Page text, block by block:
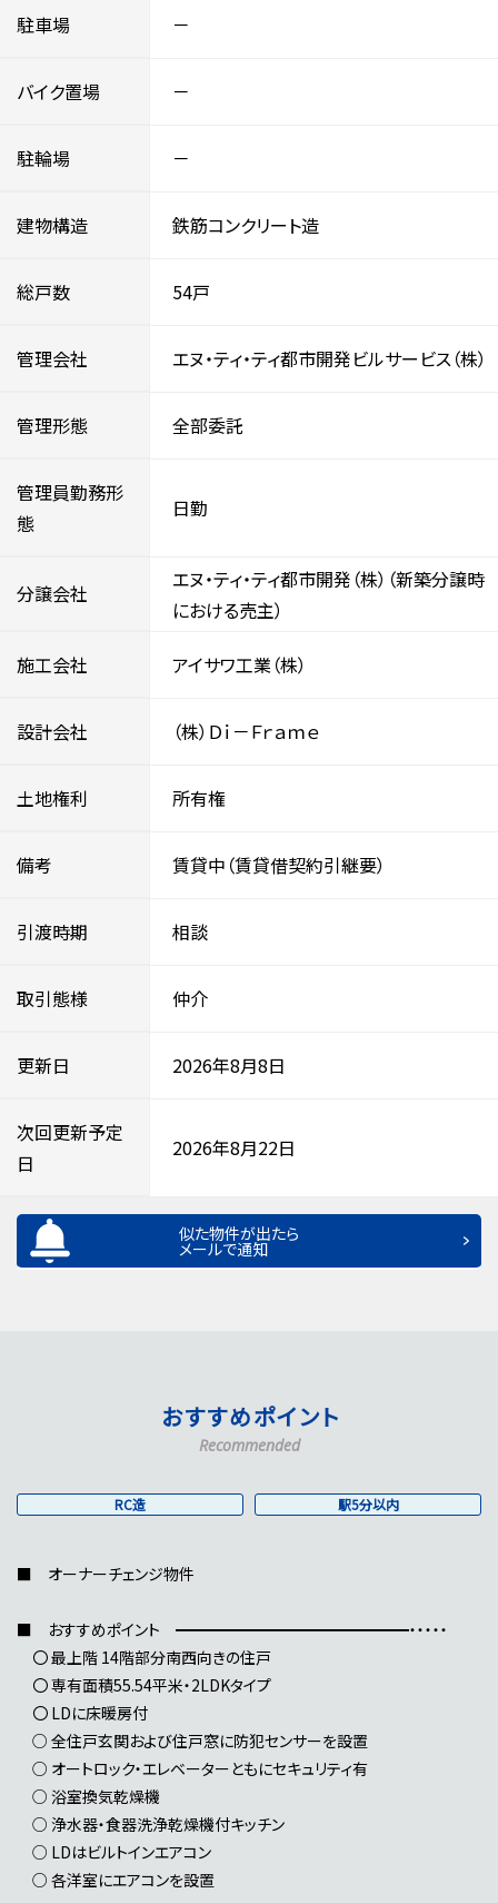
駐車場 －
バイク置場 －
駐輪場 －
建物構造 鉄筋コンクリート造
総戸数 54戸
管理会社 エヌ・ティ・ティ都市開発ビルサービス（株）
管理形態 全部委託
管理員勤務形
態
日勤
分譲会社
エヌ・ティ・ティ都市開発（株）（新築分譲時
における売主）
施工会社 アイサワ工業（株）
設計会社 （株）Ｄｉ－Ｆｒａｍｅ
土地権利 所有権
備考 賃貸中（賃貸借契約引継要）
引渡時期 相談
取引態様 仲介
更新日 2026年8月8日
次回更新予定
日
2026年8月22日
似た物件が出たら
メールで通知
おすすめポイント
Recommended
RC造 駅5分以内
■ オーナーチェンジ物件
■ おすすめポイント ━━━━━━━━━━━━━━━・・・・・
〇 最上階 14階部分南西向きの住戸
〇 専有面積55.54平米・2LDKタイプ
〇 LDに床暖房付
○ 全住戸玄関および住戸窓に防犯センサーを設置
○ オートロック・エレベーターともにセキュリティ有
○ 浴室換気乾燥機
○ 浄水器・食器洗浄乾燥機付キッチン
○ LDはビルトインエアコン
○ 各洋室にエアコンを設置